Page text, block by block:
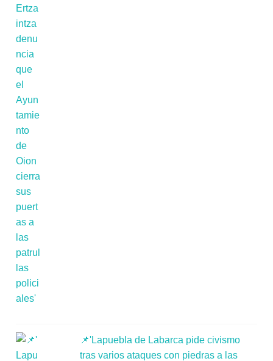
📌'Lapuebla de Labarca pide civismo
tras varios ataques con piedras a las